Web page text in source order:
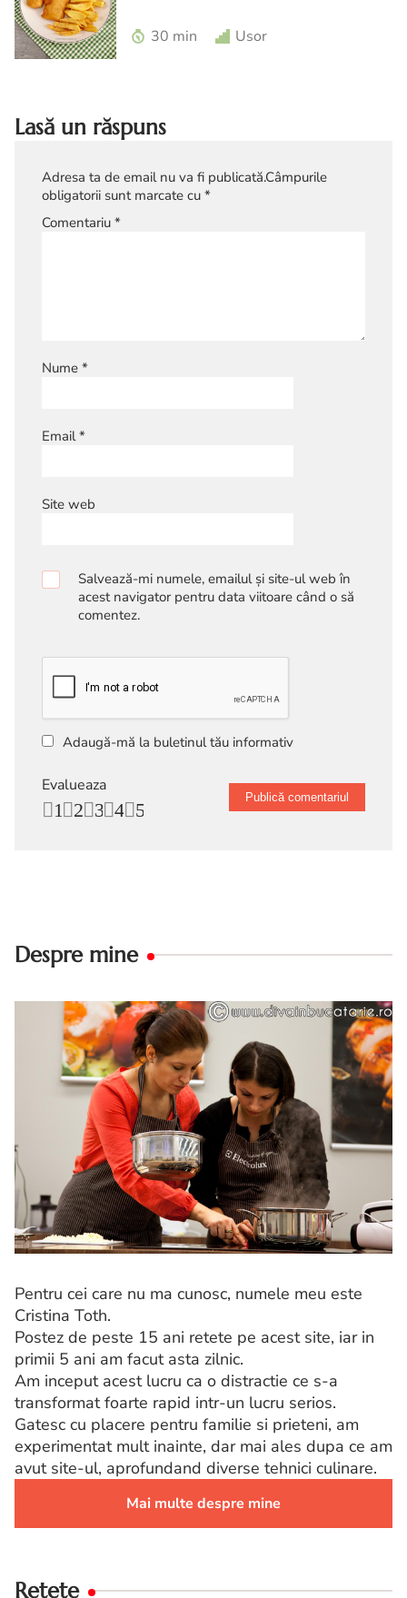
Peste prajit
30 min Usor
Lasă un răspuns
Adresa ta de email nu va fi publicată.Câmpurile
obligatorii sunt marcate cu *
Comentariu *
Nume *
Email*
Site web
Salvează-mi numele, emailul și site-ul web în
acest navigator pentru data viitoare când o să
comentez.
Adaugă-mă la buletinul tău informativ
Evalueaza
5
4
3
2
1
Despre mine
Pentru cei care nu ma cunosc, numele meu este
Cristina Toth.
Postez de peste 15 ani retete pe acest site, iar in
primii 5 ani am facut asta zilnic.
Am inceput acest lucru ca o distractie ce s-a
transformat foarte rapid intr-un lucru serios.
Gatesc cu placere pentru familie si prieteni, am
experimentat mult inainte, dar mai ales dupa ce am
avut site-ul, aprofundand diverse tehnici culinare.
Mai multe despre mine
Retete